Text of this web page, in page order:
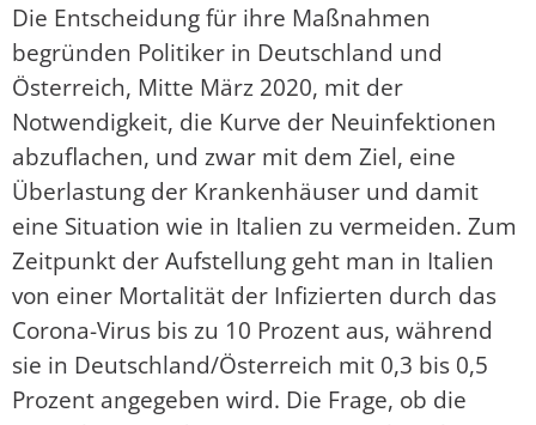
Die Entscheidung für ihre Maßnahmen
begründen Politiker in Deutschland und
Österreich, Mitte März 2020, mit der
Notwendigkeit, die Kurve der Neuinfektionen
abzuflachen, und zwar mit dem Ziel, eine
Überlastung der Krankenhäuser und damit
eine Situation wie in Italien zu vermeiden. Zum
Zeitpunkt der Aufstellung geht man in Italien
von einer Mortalität der Infizierten durch das
Corona-Virus bis zu 10 Prozent aus, während
sie in Deutschland/Österreich mit 0,3 bis 0,5
Prozent angegeben wird. Die Frage, ob die